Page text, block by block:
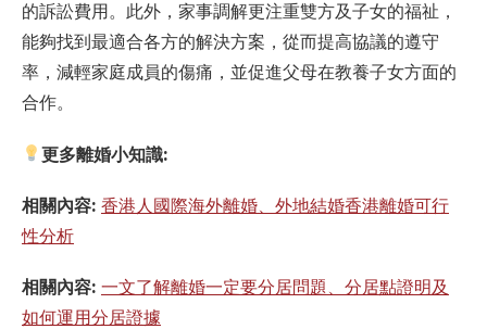
的訴訟費用。此外，家事調解更注重雙方及子女的福祉，
能夠找到最適合各方的解決方案，從而提高協議的遵守
率，減輕家庭成員的傷痛，並促進父母在教養子女方面的
合作。
更多離婚小知識:
相關內容: 香港人國際海外離婚、外地結婚香港離婚可行
性分析
相關內容: 一文了解離婚一定要分居問題、分居點證明及
如何運用分居證據